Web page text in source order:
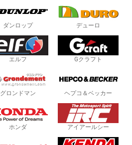
ダンロップ デューロ
エルフ Gクラフト
グロンドマン ヘプコ＆ベッカー
ホンダ アイアールシー